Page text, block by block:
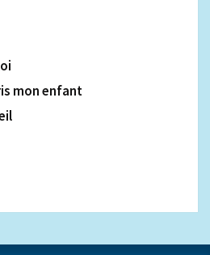
mon enfant